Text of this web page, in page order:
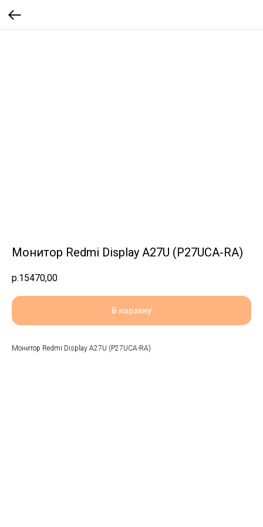
Монитор Redmi Display A27U (P27UCA-RA)
р.15470,00
В корзину
Монитор Redmi Display A27U (P27UCA-RA)